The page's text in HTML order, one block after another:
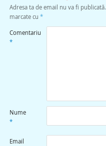
Adresa ta de email nu va fi publicată.
marcate cu *
Comentariu
*
Nume
*
Email